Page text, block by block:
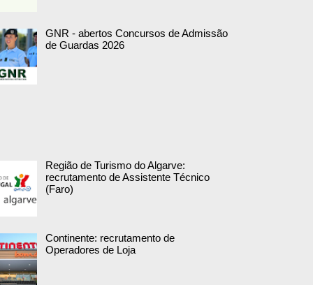
GNR - abertos Concursos de Admissão
de Guardas 2026
Região de Turismo do Algarve:
recrutamento de Assistente Técnico
(Faro)
Continente: recrutamento de
Operadores de Loja